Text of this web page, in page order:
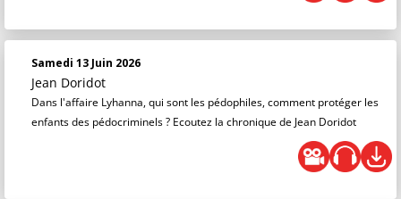
Samedi 13 Juin 2026
Jean Doridot
Dans l'affaire Lyhanna, qui sont les pédophiles, comment protéger les
enfants des pédocriminels ? Ecoutez la chronique de Jean Doridot